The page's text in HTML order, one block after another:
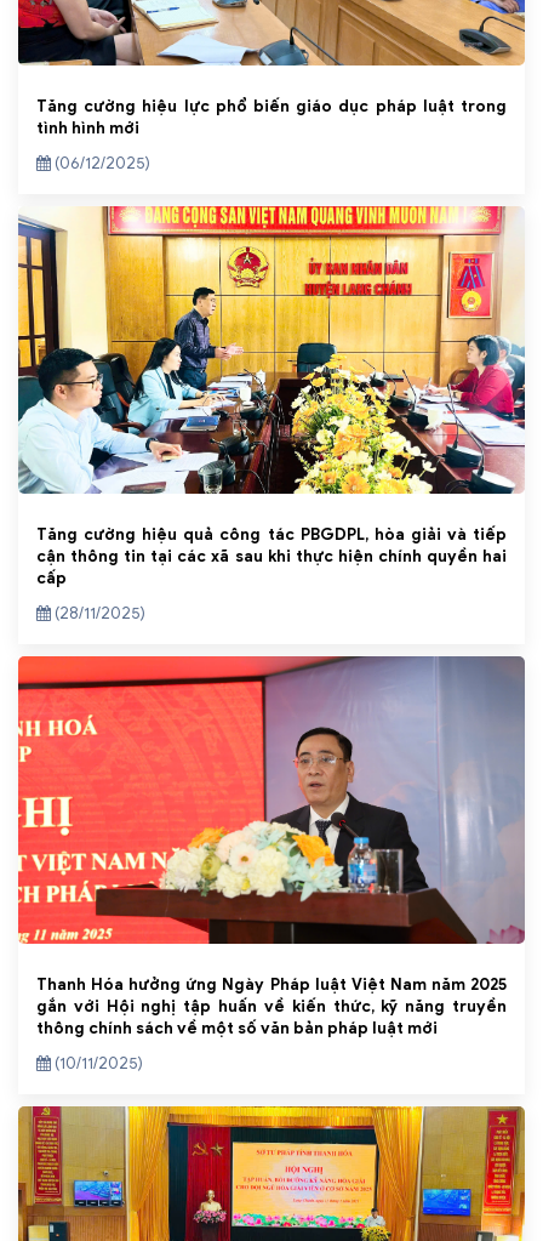
Tăng cường hiệu lực phổ biến giáo dục pháp luật trong
tình hình mới
(06/12/2025)
Tăng cường hiệu quả công tác PBGDPL, hòa giải và tiếp
cận thông tin tại các xã sau khi thực hiện chính quyền hai
cấp
(28/11/2025)
Thanh Hóa hưởng ứng Ngày Pháp luật Việt Nam năm 2025
gắn với Hội nghị tập huấn về kiến thức, kỹ năng truyền
thông chính sách về một số văn bản pháp luật mới
(10/11/2025)